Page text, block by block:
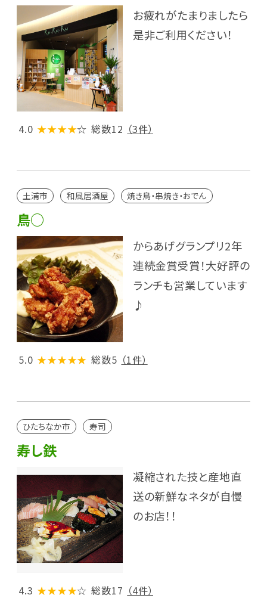
お疲れがたまりましたら
是非ご利用ください！
4.0 ★★★★☆ 総数12 （3件）
土浦市 和風居酒屋 焼き鳥・串焼き・おでん
鳥○
からあげグランプリ2年
連続金賞受賞！大好評の
ランチも営業しています
♪
5.0 ★★★★★ 総数5 （1件）
ひたちなか市 寿司
寿し鉄
凝縮された技と産地直
送の新鮮なネタが自慢
のお店！！
4.3 ★★★★☆ 総数17 （4件）